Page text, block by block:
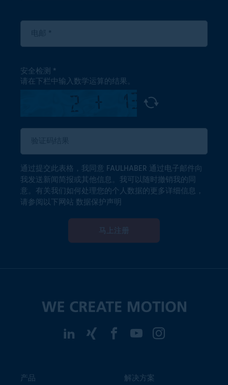
安全检测
请在下栏中输入数学运算的结果。
通过提交此表格，我同意 FAULHABER 通过电子邮件向
我发送新闻简报或其他信息。我可以随时撤销我的同
意。有关我们如何处理您的个人数据的更多详细信息，
请参阅以下网站 数据保护声明
马上注册
产品 解决方案